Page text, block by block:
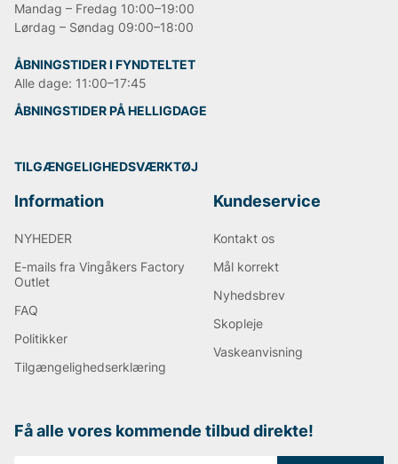
Mandag – Fredag 10:00–19:00
Lørdag – Søndag 09:00–18:00
ÅBNINGSTIDER I FYNDTELTET
Alle dage: 11:00–17:45
ÅBNINGSTIDER PÅ HELLIGDAGE
TILGÆNGELIGHEDSVÆRKTØJ
Information
NYHEDER
E-mails fra Vingåkers Factory
Outlet
FAQ
Politikker
Tilgængelighedserklæring
Kundeservice
Kontakt os
Mål korrekt
Nyhedsbrev
Skopleje
Vaskeanvisning
Få alle vores kommende tilbud direkte!